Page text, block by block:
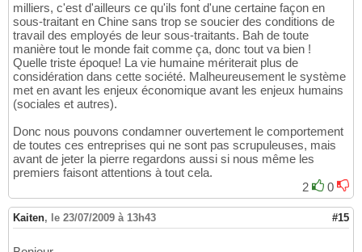
milliers, c'est d'ailleurs ce qu'ils font d'une certaine façon en
sous-traitant en Chine sans trop se soucier des conditions de
travail des employés de leur sous-traitants. Bah de toute
manière tout le monde fait comme ça, donc tout va bien !
Quelle triste époque! La vie humaine mériterait plus de
considération dans cette société. Malheureusement le système
met en avant les enjeux économique avant les enjeux humains
(sociales et autres).
Donc nous pouvons condamner ouvertement le comportement
de toutes ces entreprises qui ne sont pas scrupuleuses, mais
avant de jeter la pierre regardons aussi si nous même les
premiers faisont attentions à tout cela.
2
0
Kaiten, le 23/07/2009 à 13h43 #15